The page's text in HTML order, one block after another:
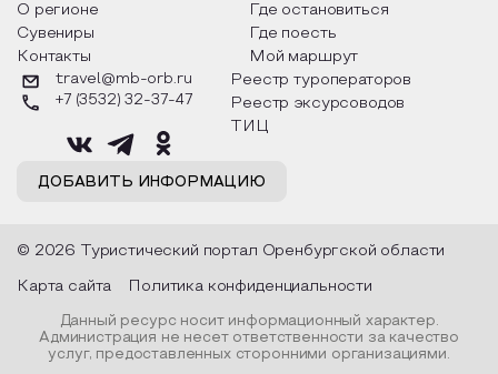
разных уголках страны, какие
обряды совершают на удачу и
благополучие, в чем схожи и
различаются традиции. Кто такой
Дед Мороз и откуда он пришел, как
его называют в разных уголках
страны и как появились елочные
Твардовского и
каждой строчке
восхищение
яркому времени
О регионе
Где остановиться
Сувениры
Где поесть
Контакты
Мой маршрут
ДОБАВИТЬ ИНФОРМАЦИЮ
travel@mb-orb.ru
+7 (3532) 32-37-47
Реестр туроператоров
Реестр эксурсоводов
ТИЦ
© 2026 Туристический портал Оренбургской области
Карта сайта Политика конфиденциальности
Данный ресурс носит информационный характер.
Администрация не несет ответственности за качество
услуг, предоставленных сторонними организациями.